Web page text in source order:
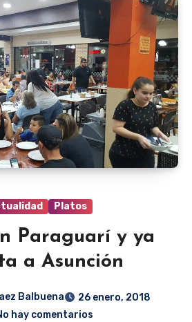
Platos
Paraguarí y ya
a Asunción
Balbuena
26 enero, 2018
hay comentarios